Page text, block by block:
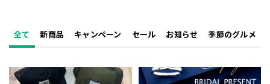
全て 新商品 キャンペーン セール お知らせ 季節のグルメ